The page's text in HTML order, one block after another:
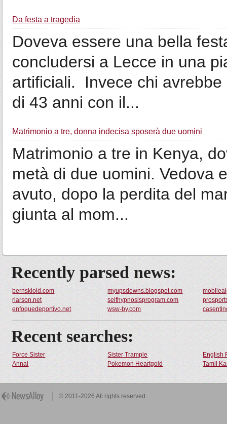
Da festa a tragedia
Doveva essere una bella
concludersi a Lecce in una
artificiali. Invece chi
di 43 anni con il...
Matrimonio a tre, donna indecisa sposerà due uomini
Matrimonio a tre in Kenya,
metà di due uomini. Vedova
avuto, dopo la perdita del
giunta al mom...
Recently parsed news:
bernskiold.com myupsdowns.blogspot.com
rlarson.net
selfhypnosisprogram.com
enfoquedeportivo.net
wsw-by.com
Recent searches:
Force Sister Sister Trample
English
Annal
Pokemon Heartgold Tamil
© 2011-2026 All rights reserved.